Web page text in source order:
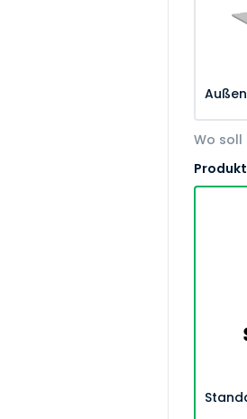
Außen
Wo soll